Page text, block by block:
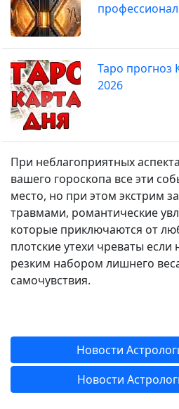
Таро прогноз
2026
При неблагоприятных
вашего гороскопа все эти
место, но при этом экстрим
травмами, романтические
которые приключаются от
плотские утехи чреваты
резким набором лишнего
самочувствия.
Новости
Новости